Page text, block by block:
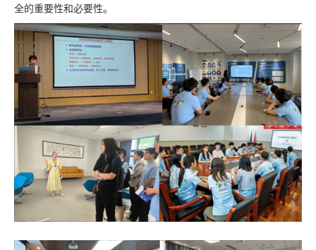
全的重要性和必要性。